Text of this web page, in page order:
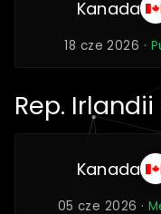
Kanada
18 cze 2026 ·
Rep.
Kanada
05 cze 2026 ·